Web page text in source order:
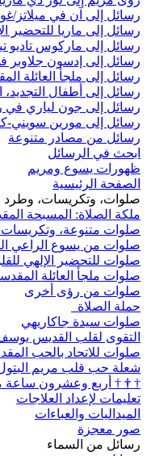
رسائل إلى آن في ميلاتز/
رسائل إلى ماريا للتحضير
رسائل إلى ماركوس تاديو
رسائل إلى إدسون جلاوبر في
رسائل إلى ملجأ العائلة
رسائل إلى أطفال التجديد،
رسائل إلى جون لياري في
رسائل إلى مورين سويني-
رسائل من مصادر متنوعة
ابحث في الرسائل
ظهورات يسوع ومريم
الصفحة الرئيسية
صلوات، وتكريسات، وطرد
ملكة الصلاة: المسبحة
صلوات متنوعة،
صلوات من يسوع الراعي
صلوات للتحضير الإلهي
صلوات ملجأ العائلة
صلوات من رؤى أخرى
حملة الصلاة
صلوات سيدة جاكاريهي
التقوى لقلب القديس
صلوات للاتحاد بالحب
شعلة حب قلب مريم
†
†
† أربع وعشرون ساعة
تعليمات لإعداد العلاجات
الميداليات والعباءات
صور معجزة
رسائل من السماء